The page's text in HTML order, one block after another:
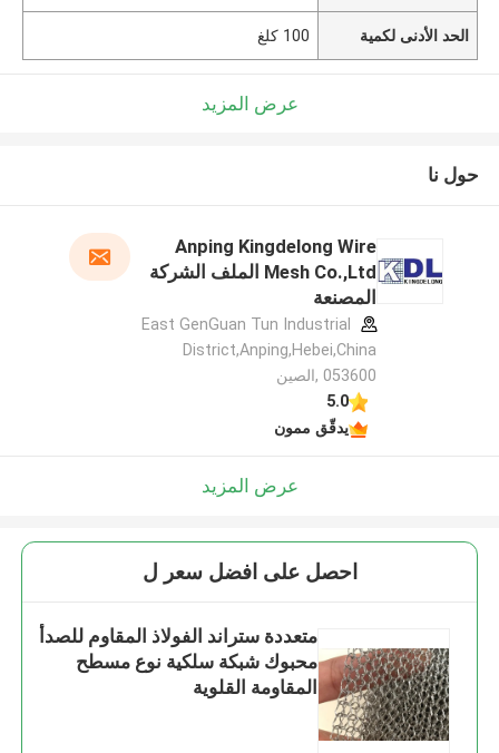
الحد الأدنى لكمية 100 كلغ
عرض المزيد
حول نا
Anping Kingdelong Wire
Mesh Co.,Ltd الملف الشركة
المصنعة
East GenGuan Tun Industrial
District,Anping,Hebei,China
053600 ,الصين
5.0
يدقّق ممون
عرض المزيد
احصل على افضل سعر ل
متعددة ستراند الفولاذ المقاوم للصدأ
محبوك شبكة سلكية نوع مسطح
المقاومة القلوية